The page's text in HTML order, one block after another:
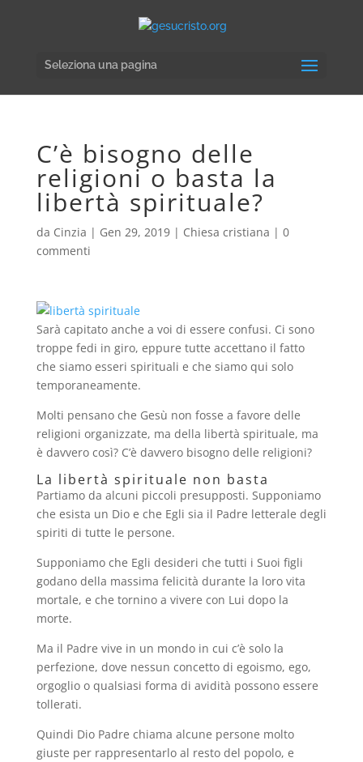
Seleziona una pagina
C’è bisogno delle
religioni o basta la
libertà spirituale?
da Cinzia | Gen 29, 2019| Chiesa cristiana | 0
commenti
Sarà capitato anche a voi di essere confusi. Ci sono
troppe fedi in giro, eppure tutte accettano il ​​fatto
che siamo esseri spirituali e che siamo qui solo
temporaneamente.
Molti pensano che Gesù non fosse a favore delle
religioni organizzate, ma della libertà spirituale, ma
è davvero così? C’è davvero bisogno delle religioni?
La libertà spirituale non basta
Partiamo da alcuni piccoli presupposti. Supponiamo
che esista un Dio e che Egli sia il Padre letterale degli
spiriti di tutte le persone.
Supponiamo che Egli desideri che tutti i Suoi figli
godano della massima felicità durante la loro vita
mortale, e che tornino a vivere con Lui dopo la
morte.
Ma il Padre vive in un mondo in cui c’è solo la
perfezione, dove nessun concetto di egoismo, ego,
orgoglio o qualsiasi forma di avidità possono essere
tollerati.
Quindi Dio Padre chiama alcune persone molto
giuste per rappresentarlo al resto del popolo, e